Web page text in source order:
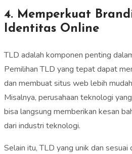
4. Memperkuat
Identitas Online
TLD adalah komponen penting
Pemilihan TLD yang tepat dapat
dan membuat situs web lebih
Misalnya, perusahaan teknologi
bisa langsung memberikan kesan
dari industri teknologi.
Selain itu, TLD yang unik dan sesuai